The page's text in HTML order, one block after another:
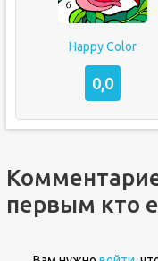
Happy Color
0,0
первым кто